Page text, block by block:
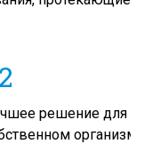
решение для